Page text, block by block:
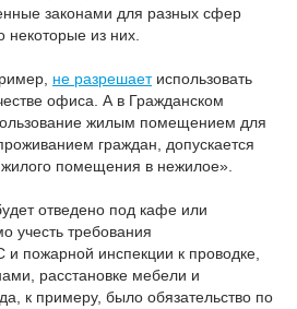
законами для разных сфер
из них.
не разрешаетиспользовать
офиса. А в Гражданском
жилым помещением для
граждан, допускается
помещения в нежилое».
отведено под кафе или
учесть требования
пожарной инспекции к проводке,
расстановке мебели и
к примеру, было обязательство по